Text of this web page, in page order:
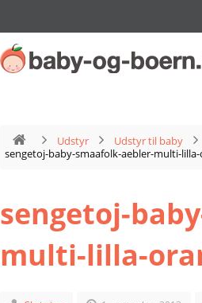
Udstyr Udstyr til baby
sengetoj-baby-smaafolk-aebler-multi-
sengetoj-
multi-lilla-